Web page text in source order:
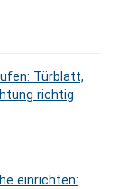
Türblatt,
richtig
einrichten: